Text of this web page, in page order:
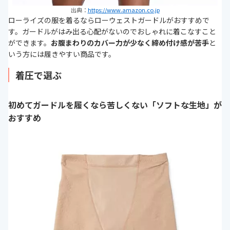
出典： https://www.amazon.co.jp
ローライズの服を着るならローウェストガードルがおすすめで
す。ガードルがはみ出る心配がないのでおしゃれに着こなすこと
ができます。 お腹まわりのカバー力が少なく締め付け感が苦手と
いう方には履きやすい商品です。
着圧で選ぶ
初めてガードルを履くなら苦しくない「ソフトな生地」が
おすすめ